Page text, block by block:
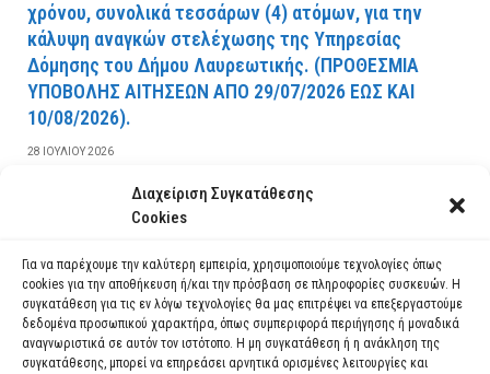
Διαχείριση Συγκατάθεσης
Cookies
Για να παρέχουμε την καλύτερη εμπειρία, χρησιμοποιούμε τεχνολογίες όπως
cookies για την αποθήκευση ή/και την πρόσβαση σε πληροφορίες συσκευών. Η
συγκατάθεση για τις εν λόγω τεχνολογίες θα μας επιτρέψει να επεξεργαστούμε
δεδομένα προσωπικού χαρακτήρα, όπως συμπεριφορά περιήγησης ή μοναδικά
αναγνωριστικά σε αυτόν τον ιστότοπο. Η μη συγκατάθεση ή η ανάκληση της
συγκατάθεσης, μπορεί να επηρεάσει αρνητικά ορισμένες λειτουργίες και
χρόνου, συνολικά τεσσάρων (4) ατόμων, για την
κάλυψη αναγκών στελέχωσης της Υπηρεσίας
Δόμησης του Δήμου Λαυρεωτικής. (ΠPOΘEΣMIA
YΠOBOΛHΣ AITHΣEΩN AΠO 29/07/2026 EΩΣ KAI
10/08/2026).
28 ΙΟΥΛΊΟΥ 2026
ΔΙΑΒΆΣΤΕ ΠΕΡΙΣΣΌΤΕΡΑ